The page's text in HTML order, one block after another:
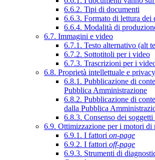
6.6.2. Tipi di documenti
6.6.3. Formato di lettura dei
6.6.4. Modalità di
6.7. Immagini e video
6.7.1. Testo alternativo (alt
6.7.2. Sottotitoli per i video
6.7.3. Trascrizioni per i
6.8. Proprietà intellettuale e privacy
6.8.1. Pubblicazione di
Pubblica Amministrazione
6.8.2. Pubblicazione di
dalla Pubblica
6.8.3. Consenso dei
6.9. Ottimizzazione per i motori di
6.9.1. I fattori on-page
6.9.2. I fattori off-page
6.9.3. Strumenti di